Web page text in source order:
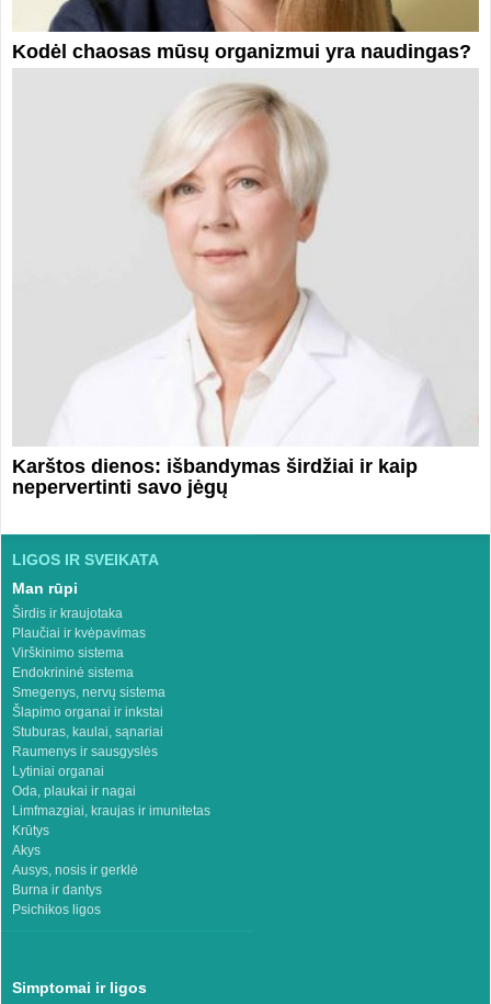
Kodėl chaosas mūsų organizmui yra naudingas?
Karštos dienos: išbandymas širdžiai ir kaip
nepervertinti savo jėgų
LIGOS IR SVEIKATA
Man rūpi
Širdis ir kraujotaka
Plaučiai ir kvėpavimas
Virškinimo sistema
Endokrininė sistema
Smegenys, nervų sistema
Šlapimo organai ir inkstai
Stuburas, kaulai, sąnariai
Raumenys ir sausgyslės
Lytiniai organai
Oda, plaukai ir nagai
Limfmazgiai, kraujas ir imunitetas
Krūtys
Akys
Ausys, nosis ir gerklė
Burna ir dantys
Psichikos ligos
Simptomai ir ligos